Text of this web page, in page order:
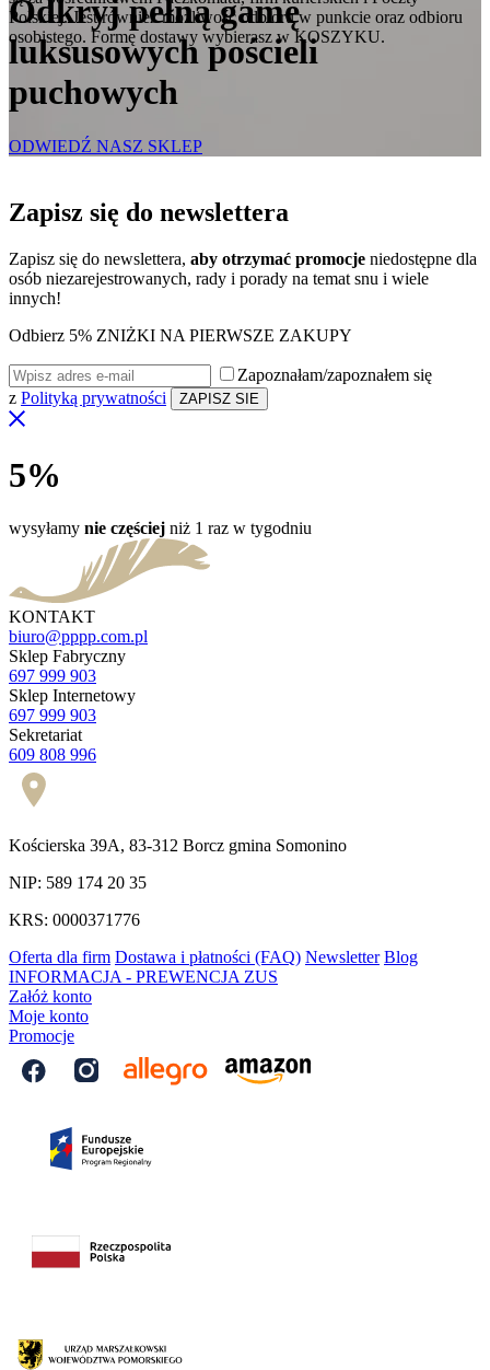
Polskiej. Jest również możliwość odbioru w punkcie oraz odbioru
osobistego. Formę dostawy wybierasz w KOSZYKU.
Odkryj pełną gamę
luksusowychpościeli
puchowych
ODWIEDŹ NASZ SKLEP
Zapisz się do newslettera
Zapisz się do newslettera, aby otrzymać promocje niedostępne dla
osób niezarejestrowanych, rady i porady na temat snu i wiele
innych!
Odbierz 5% ZNIŻKI NA PIERWSZE ZAKUPY
Zapoznałam/zapoznałem się
z Polityką prywatności
5%
wysyłamy nie częściej niż 1 raz w tygodniu
KONTAKT
biuro@pppp.com.pl
Sklep Fabryczny
697 999 903
Sklep Internetowy
697 999 903
Sekretariat
609 808 996
Kościerska 39A, 83-312 Borcz gmina Somonino
NIP: 589 174 20 35
KRS: 0000371776
Oferta dla firm Dostawa i płatności (FAQ) Newsletter Blog
INFORMACJA - PREWENCJA ZUS
Załóż konto
Moje konto
Promocje